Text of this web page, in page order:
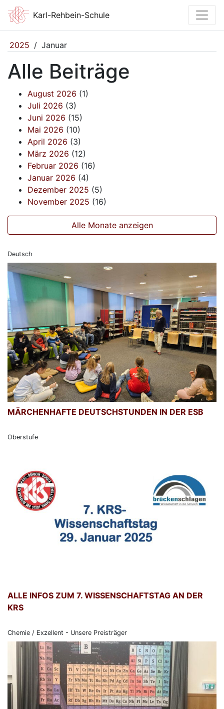
Karl-Rehbein-Schule
2025 / Januar
Alle Beiträge
August 2026 (1)
Juli 2026 (3)
Juni 2026 (15)
Mai 2026 (10)
April 2026 (3)
März 2026 (12)
Februar 2026 (16)
Januar 2026 (4)
Dezember 2025 (5)
November 2025 (16)
Alle Monate anzeigen
Deutsch
MÄRCHENHAFTE DEUTSCHSTUNDEN IN DER ESB
Oberstufe
ALLE INFOS ZUM 7. WISSENSCHAFTSTAG AN DER
KRS
Chemie / Exzellent - Unsere Preisträger